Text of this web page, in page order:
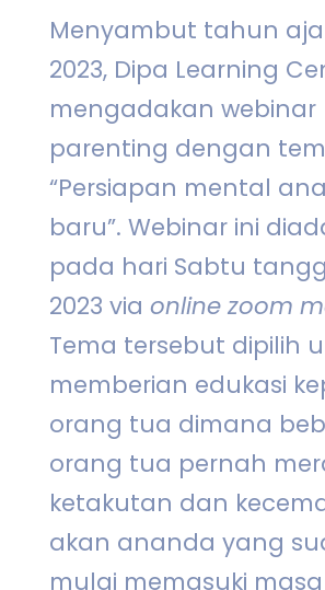
Menyambut tahun
2023, Dipa Learning
mengadakan webinar
parenting dengan
“Persiapan mental
baru”. Webinar ini
pada hari Sabtu
2023 via online zoom
Tema tersebut dipilih
memberian edukasi
orang tua dimana
orang tua pernah
ketakutan dan
akan ananda yang
mulai memasuki masa